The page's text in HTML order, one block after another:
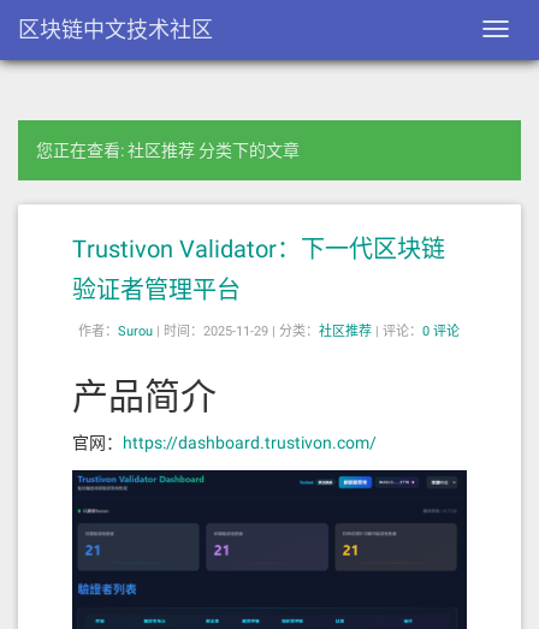
区块链中文技术社区
您正在查看: 社区推荐 分类下的文章
Trustivon Validator：下一代区块链
验证者管理平台
作者： Surou | 时间：2025-11-29 | 分类： 社区推荐 | 评论： 0 评论
产品简介
官网： https://dashboard.trustivon.com/